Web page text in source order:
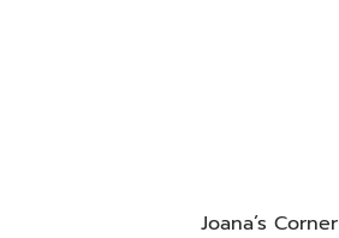
Joana’s Corner